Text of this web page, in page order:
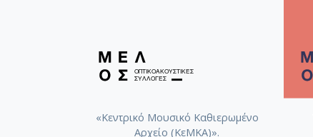
«Κεντρικό Μουσικό Καθιερωμένο
Αρχείο (ΚεΜΚΑ)».